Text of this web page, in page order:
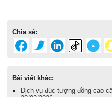
Chia sẻ:
Bài viết khác:
Dịch vụ đúc tượng đồng cao